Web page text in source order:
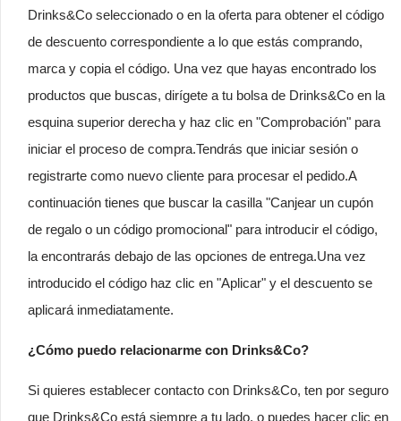
Drinks&Co seleccionado o en la oferta para obtener el código
de descuento correspondiente a lo que estás comprando,
marca y copia el código. Una vez que hayas encontrado los
productos que buscas, dirígete a tu bolsa de Drinks&Co en la
esquina superior derecha y haz clic en "Comprobación" para
iniciar el proceso de compra.Tendrás que iniciar sesión o
registrarte como nuevo cliente para procesar el pedido.A
continuación tienes que buscar la casilla "Canjear un cupón
de regalo o un código promocional" para introducir el código,
la encontrarás debajo de las opciones de entrega.Una vez
introducido el código haz clic en "Aplicar" y el descuento se
aplicará inmediatamente.
¿Cómo puedo relacionarme con Drinks&Co?
Si quieres establecer contacto con Drinks&Co, ten por seguro
que Drinks&Co está siempre a tu lado, o puedes hacer clic en